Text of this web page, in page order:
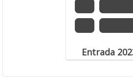
Entrada